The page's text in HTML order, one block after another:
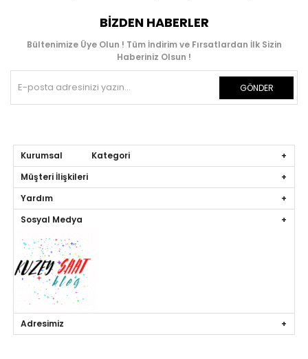
BIZDEN HABERLER
Bültenimize Üye Olun ! Tüm İndirim ve Fırsatlardan İlk Sizin
Haberiniz Olsun !
GÖNDER
Kurumsal Kategori
Müşteri İlişkileri
Yardım
Sosyal Medya
Adresimiz